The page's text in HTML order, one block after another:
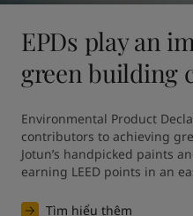
EPDs play an
green building
Environmental Product
contributors to achieving
Jotun’s handpicked paints
earning LEED points in an
Tìm hiểu thêm